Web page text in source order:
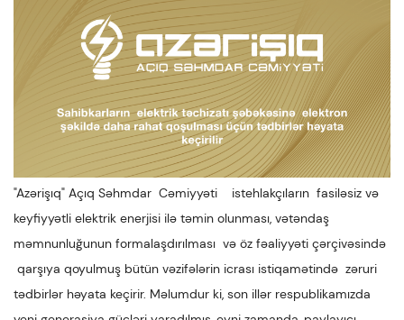
"Azərişıq" Açıq Səhmdar Cəmiyyəti istehlakçıların fasiləsiz və
keyfiyyətli elektrik enerjisi ilə təmin olunması, vətəndaş
məmnunluğunun formalaşdırılması və öz fəaliyyəti çərçivəsində
qarşıya qoyulmuş bütün vəzifələrin icrası istiqamətində zəruri
tədbirlər həyata keçirir. Məlumdur ki, son illər respublikamızda